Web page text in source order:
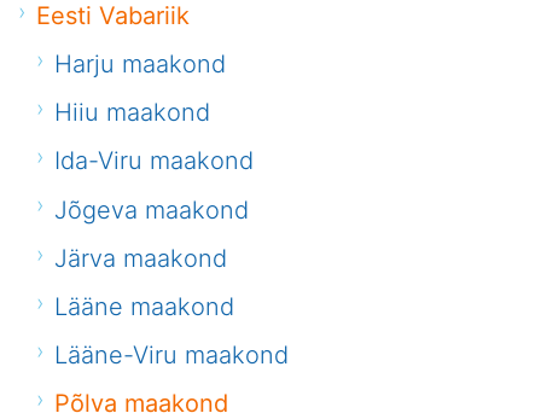
Eesti Vabariik
Harju maakond
Hiiu maakond
Ida-Viru maakond
Jõgeva maakond
Järva maakond
Lääne maakond
Lääne-Viru maakond
Põlva maakond